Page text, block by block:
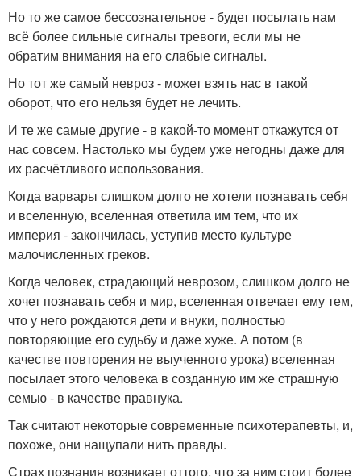
Но то же самое бессознательное - будет посылать нам
всё более сильные сигналы тревоги, если мы не
обратим внимания на его слабые сигналы.
Но тот же самый невроз - может взять нас в такой
оборот, что его нельзя будет не лечить.
И те же самые другие - в какой-то момент откажутся от
нас совсем. Настолько мы будем уже негодны даже для
их расчётливого использования.
Когда варвары слишком долго не хотели познавать себя
и вселенную, вселенная ответила им тем, что их
империя - закончилась, уступив место культуре
малочисленных греков.
Когда человек, страдающий неврозом, слишком долго не
хочет познавать себя и мир, вселенная отвечает ему тем,
что у него рождаются дети и внуки, полностью
повторяющие его судьбу и даже хуже. А потом (в
качестве повторения не выученного урока) вселенная
посылает этого человека в созданную им же страшную
семью - в качестве правнука.
Так считают некоторые современные психотерапевты, и,
похоже, они нащупали нить правды.
Страх познания возникает оттого, что за ним стоит более